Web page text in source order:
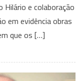
Hilário e colaboração
em evidência obras
que os […]